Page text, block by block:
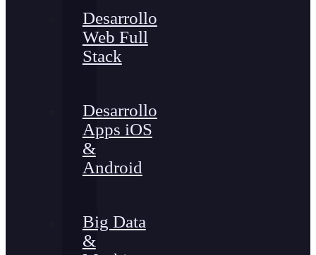
Desarrollo
Web Full
Stack
Desarrollo
Apps iOS
&
Android
Big Data
&